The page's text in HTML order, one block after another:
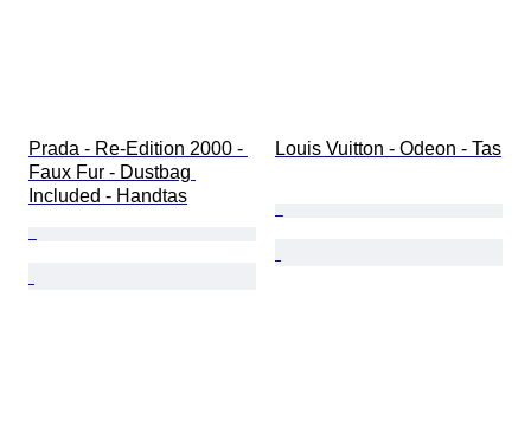
Prada - Re-Edition 2000 -
Faux Fur - Dustbag
Included - Handtas
Louis Vuitton - Odeon - Tas